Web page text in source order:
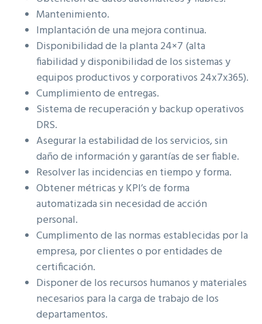
Mantenimiento.
Implantación de una mejora continua.
Disponibilidad de la planta 24×7 (alta
fiabilidad y disponibilidad de los sistemas y
equipos productivos y corporativos 24x7x365).
Cumplimiento de entregas.
Sistema de recuperación y backup operativos
DRS.
Asegurar la estabilidad de los servicios, sin
daño de información y garantías de ser fiable.
Resolver las incidencias en tiempo y forma.
Obtener métricas y KPI’s de forma
automatizada sin necesidad de acción
personal.
Cumplimento de las normas establecidas por la
empresa, por clientes o por entidades de
certificación.
Disponer de los recursos humanos y materiales
necesarios para la carga de trabajo de los
departamentos.